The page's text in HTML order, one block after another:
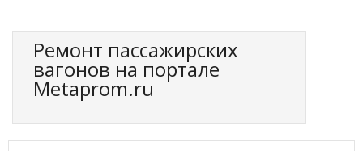
Ремонт пассажирских
вагонов на портале
Metaprom.ru